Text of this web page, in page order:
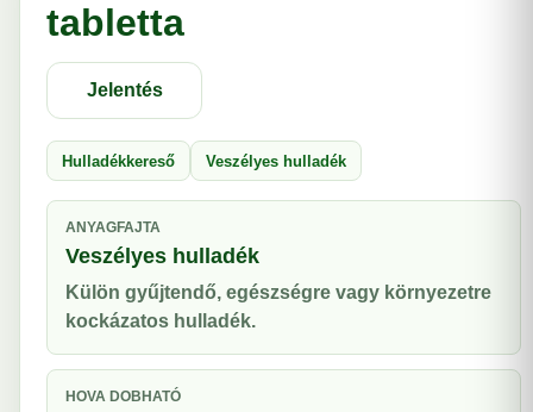
tabletta
Jelentés
Hulladékkereső Veszélyes hulladék
ANYAGFAJTA
Veszélyes hulladék
Külön gyűjtendő, egészségre vagy környezetre
kockázatos hulladék.
HOVA DOBHATÓ